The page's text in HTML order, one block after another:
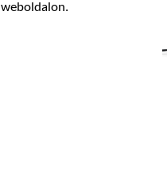
weboldalon.